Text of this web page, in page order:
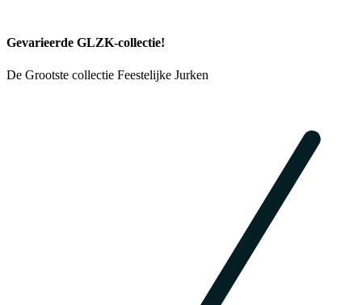
Gevarieerde GLZK-collectie!
De Grootste collectie Feestelijke Jurken